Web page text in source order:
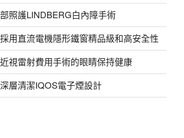
照護LINDBERG白內障手術
用直流電機隱形鐵窗精品級和高安全性
視雷射費用手術的眼睛保持健康
層清潔IQOS電子煙設計